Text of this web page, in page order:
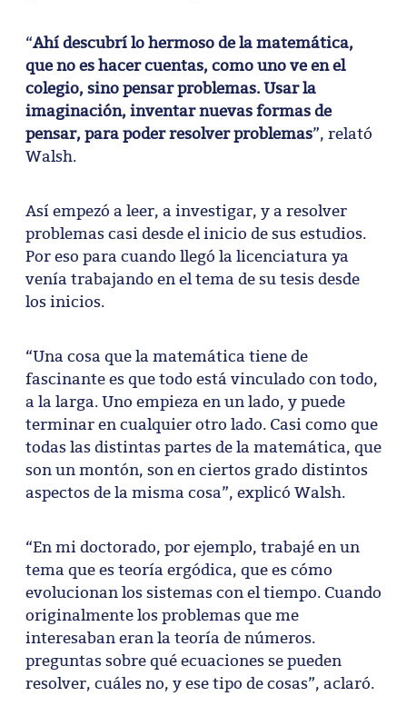
“Ahí descubrí lo hermoso de la matemática,
que no es hacer cuentas, como uno ve en el
colegio, sino pensar problemas. Usar la
imaginación, inventar nuevas formas de
pensar, para poder resolver problemas”, relató
Walsh.
Así empezó a leer, a investigar, y a resolver
problemas casi desde el inicio de sus estudios.
Por eso para cuando llegó la licenciatura ya
venía trabajando en el tema de su tesis desde
los inicios.
“Una cosa que la matemática tiene de
fascinante es que todo está vinculado con todo,
a la larga. Uno empieza en un lado, y puede
terminar en cualquier otro lado. Casi como que
todas las distintas partes de la matemática, que
son un montón, son en ciertos grado distintos
aspectos de la misma cosa”, explicó Walsh.
“En mi doctorado, por ejemplo, trabajé en un
tema que es teoría ergódica, que es cómo
evolucionan los sistemas con el tiempo. Cuando
originalmente los problemas que me
interesaban eran la teoría de números.
preguntas sobre qué ecuaciones se pueden
resolver, cuáles no, y ese tipo de cosas”, aclaró.